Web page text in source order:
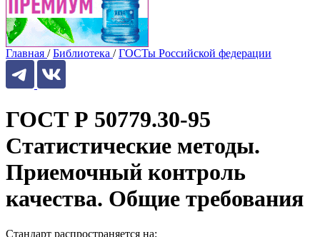
Главная / Библиотека / ГОСТы Российской федерации
ГОСТ Р 50779.30-95
Статистические методы.
Приемочный контроль
качества. Общие требования
Стандарт распространяется на: